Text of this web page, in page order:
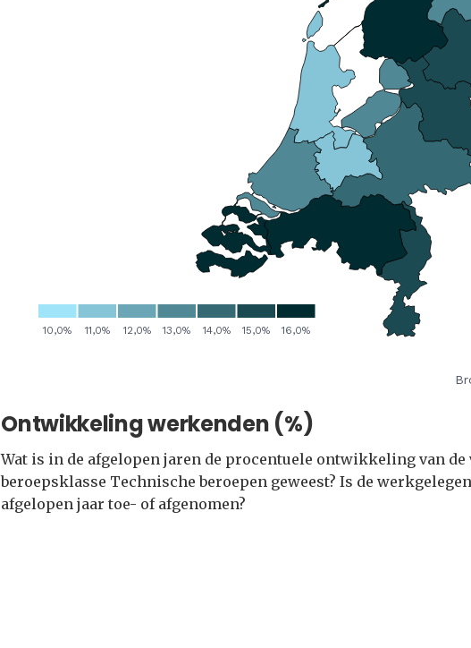
Ontwikkeling werkenden (%)
Wat is in de afgelopen jaren de procentuele ontwikkeling van
beroepsklasse Technische beroepen geweest? Is de
afgelopen jaar toe- of afgenomen?